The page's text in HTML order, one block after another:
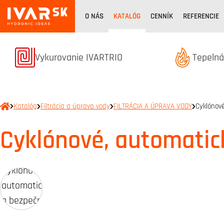
O NÁS KATALÓG CENNÍK REFERENCIE
Termékek kategóriából
Vykurovanie IVARTRIO
Katalóg Filtrácia a úprava vody FILTRÁCIA A ÚPRAVA VODY
Cyklónové,